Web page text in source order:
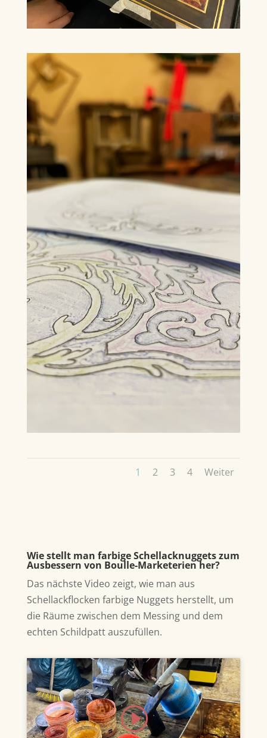
1 2 3 4 Weiter
Wie stellt man farbige Schellacknuggets zum
Ausbessern von Boulle-Marketerien her?
Das nächste Video zeigt, wie man aus
Schellackflocken farbige Nuggets herstellt, um
die Räume zwischen dem Messing und dem
echten Schildpatt auszufüllen.
Klicke hier, um Marketing-Cookies zu
akzeptieren und diesen Inhalt zu
aktivieren